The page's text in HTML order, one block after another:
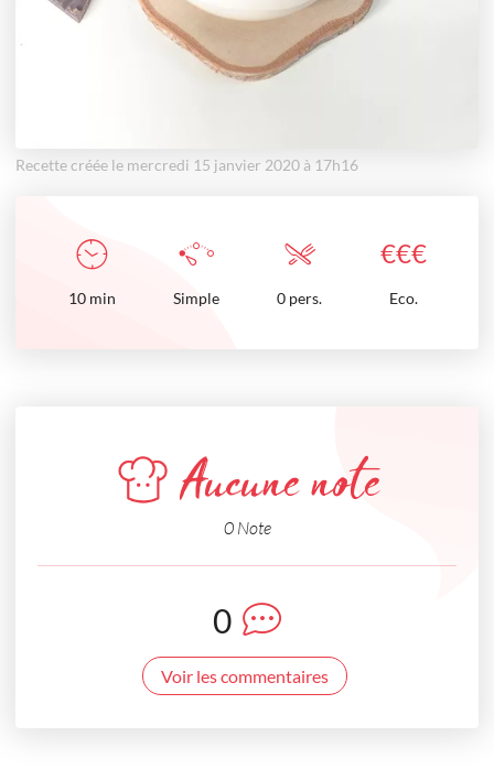
Recette créée le mercredi 15 janvier 2020 à 17h16
€€€
10 min Simple 0 pers. Eco.
Aucune note
0 Note
0
Voir les commentaires